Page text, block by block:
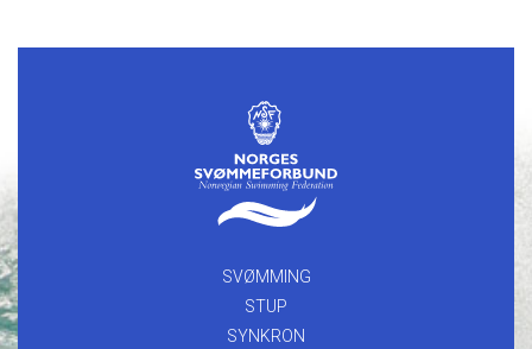
SVØMMING
STUP
SYNKRON